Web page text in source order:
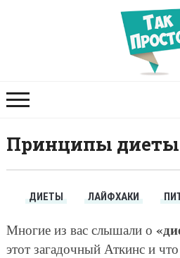
Принципы диеты
ДИЕТЫ ЛАЙФХАКИ
Многие из вас слышали о
этот загадочный Аткинс и что